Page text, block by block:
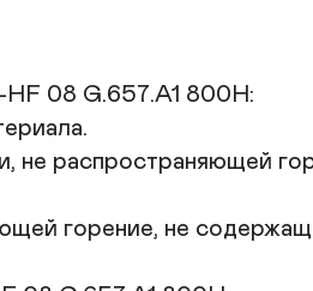
HF 08 G.657.A1 800Н:
не распространяющей
горение, не